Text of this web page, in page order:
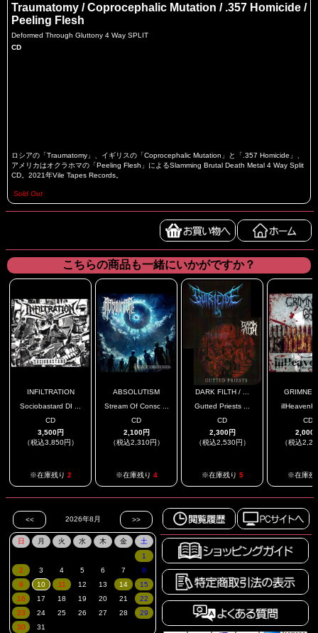
Traumatomy / Coprocephalic Mutation / .357 Homicide /
Peeling Flesh
Deformed Through Gluttony 4 Way SPLIT
CD
ロシアの「Traumatomy」、イギリスの「Coprocephalic Mutation」と「.357 Homicide」、
アメリカはオクラホマの「Peeling Flesh」によるSlamming Brutal Death Metal 4 Way Split
CD。2021年Vile Tapes Records。
Sold Out
こちらの商品も一緒にいかがですか？
INFILTRATION
Sociobastard DI ...
CD
3,500円
（税込3,850円）
※在庫残り 2
ABSOLUTISM
Stream Of Consc ...
CD
2,100円
（税込2,310円）
※在庫残り 4
DARK FILTH / ...
Gutted Priests ...
CD
2,300円
（税込2,530円）
※在庫残り 5
CD
2,000
（税込
※在庫残